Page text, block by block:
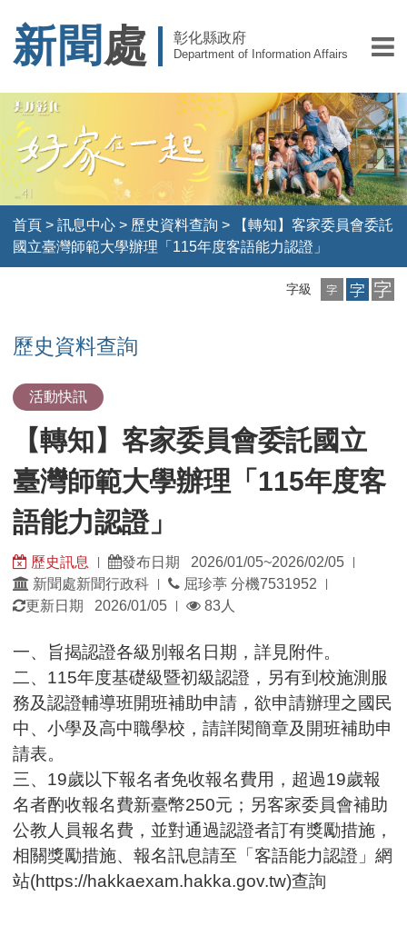
新聞 處 彰化縣政府
Department of Information Affairs
首頁 >訊息中心 > 歷史資料查詢 >
【轉知】客家委員會委託
國立臺灣師範大學辦理「115年度客語能力認證」
字級
小
字
中
字
大
字
歷史資料查詢
活動快訊
【轉知】客家委員會委託國立
臺灣師範大學辦理「115年度客
語能力認證」
歷史訊息 | 發布日期 2026/01/05~2026/02/05 |
發
佈
位：
新聞處新聞行政科 |
發
佈
期：
屈珍葶 分機7531952 |
更新日期 2026/01/05 |
瀏
人
數：
83人
一、旨揭認證各級別報名日期，詳見附件。
二、115年度基礎級暨初級認證，另有到校施測服
務及認證輔導班開班補助申請，欲申請辦理之國民
中、小學及高中職學校，請詳閱簡章及開班補助申
請表。
三、19歲以下報名者免收報名費用，超過19歲報
名者酌收報名費新臺幣250元；另客家委員會補助
公教人員報名費，並對通過認證者訂有獎勵措施，
相關獎勵措施、報名訊息請至「客語能力認證」網
站(https://hakkaexam.hakka.gov.tw)查詢